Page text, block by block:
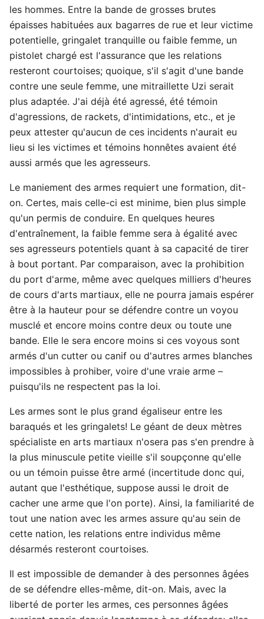
les hommes. Entre la bande de grosses brutes
épaisses habituées aux bagarres de rue et leur victime
potentielle, gringalet tranquille ou faible femme, un
pistolet chargé est l'assurance que les relations
resteront courtoises; quoique, s'il s'agit d'une bande
contre une seule femme, une mitraillette Uzi serait
plus adaptée. J'ai déjà été agressé, été témoin
d'agressions, de rackets, d'intimidations, etc., et je
peux attester qu'aucun de ces incidents n'aurait eu
lieu si les victimes et témoins honnêtes avaient été
aussi armés que les agresseurs.
Le maniement des armes requiert une formation, dit-
on. Certes, mais celle-ci est minime, bien plus simple
qu'un permis de conduire. En quelques heures
d'entraînement, la faible femme sera à égalité avec
ses agresseurs potentiels quant à sa capacité de tirer
à bout portant. Par comparaison, avec la prohibition
du port d'arme, même avec quelques milliers d'heures
de cours d'arts martiaux, elle ne pourra jamais espérer
être à la hauteur pour se défendre contre un voyou
musclé et encore moins contre deux ou toute une
bande. Elle le sera encore moins si ces voyous sont
armés d'un cutter ou canif ou d'autres armes blanches
impossibles à prohiber, voire d'une vraie arme –
puisqu'ils ne respectent pas la loi.
Les armes sont le plus grand égaliseur entre les
baraqués et les gringalets! Le géant de deux mètres
spécialiste en arts martiaux n'osera pas s'en prendre à
la plus minuscule petite vieille s'il soupçonne qu'elle
ou un témoin puisse être armé (incertitude donc qui,
autant que l'esthétique, suppose aussi le droit de
cacher une arme que l'on porte). Ainsi, la familiarité de
tout une nation avec les armes assure qu'au sein de
cette nation, les relations entre individus même
désarmés resteront courtoises.
Il est impossible de demander à des personnes âgées
de se défendre elles-même, dit-on. Mais, avec la
liberté de porter les armes, ces personnes âgées